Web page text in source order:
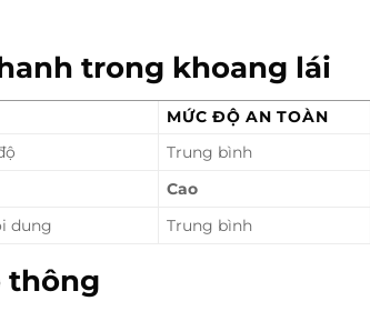
trong khoang lái
MỨC ĐỘ AN TOÀN
Trung bình
Cao
dung Trung bình
thông